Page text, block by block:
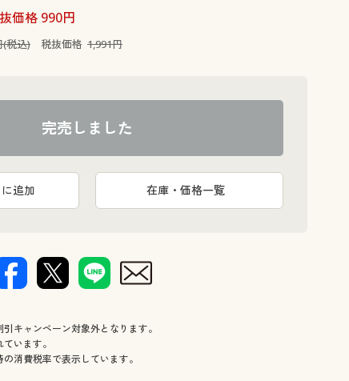
価格 990円
(税込) 税抜価格 1,991円
完売しました
追加 在庫・価格一覧
キャンペーン対象外となります。
います。
消費税率で表示しています。